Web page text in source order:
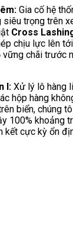
Gia cố hệ
trọng trên
Cross
chịu lực lên
vững chãi trước
I: Xử lý lô hàng
hộp hàng
biển, chúng
100% khoảng
kết cực kỳ ổn